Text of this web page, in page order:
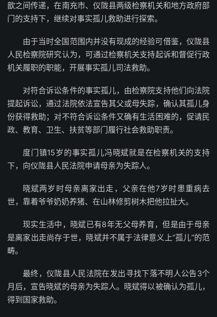
歆之间传递，在南充市、仪陇县两级检察机关和地方政府部
门的支持下，继续对事实孤儿救助进行探索。
由于当时全国范围内并没有现成的经验可借鉴，仪陇县
人民检察院研究认为，可通过检察机关支持起诉和督促行政
机关履职的职能，开展事实孤儿司法救助。
对符合诉讼条件的事实孤儿，由检察院支持他们向法院
提起诉讼，通过法院依法宣告其父或母失踪，确认其孤儿身
份获得救助；对不符合诉讼条件又确有生活困难的，促请民
政、教育、卫生、扶贫等部门履行社会救助职责。
度门镇15岁的事实孤儿冯晓斌就是在检察机关的支持
下，向仪陇县人民法院申请母亲为失踪人。
晓斌两岁时母亲离家出走，父亲在他7岁时患重病去
世，靠着爷爷奶奶养猪、在山林修剪树木把他拉扯大。
现实生活中，晓斌已有8年无父母养育，但是由于母亲
是离家出走尚存于世，晓斌并不属于法律意义上“孤儿”的范
畴。
最终，仪陇县人民法院在发出寻找下落不明人公告3个
月后，宣告晓斌的母亲为失踪人。晓斌得以被确认为孤儿，
得到国家救助。